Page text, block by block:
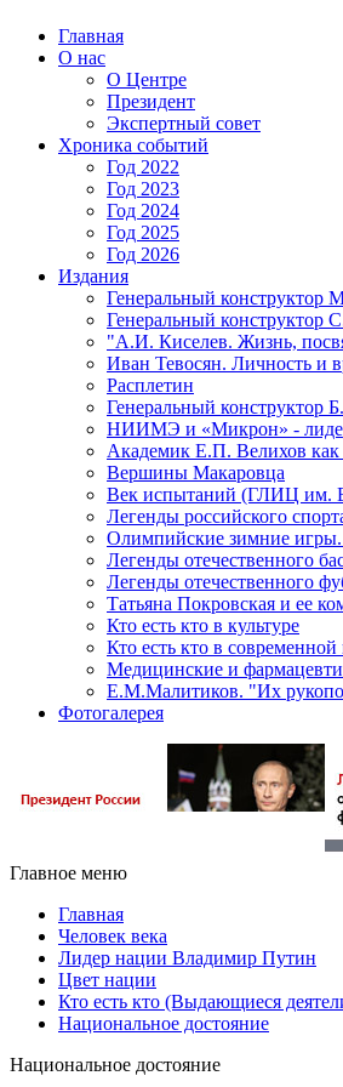
Главная
О нас
О Центре
Президент
Экспертный совет
Хроника событий
Год 2022
Год 2023
Год 2024
Год 2025
Год 2026
Издания
Генеральный конструктор
Генеральный конструктор
"А.И. Киселев. Жизнь,
Иван Тевосян. Личность и
Расплетин
Генеральный конструктор
НИИМЭ и «Микрон» - лидер
Академик Е.П. Велихов как
Вершины Макаровца
Век испытаний (ГЛИЦ им.
Легенды российского
Олимпийские зимние
Легенды отечественного
Легенды отечественного
Татьяна Покровская и ее
Кто есть кто в культуре
Кто есть кто в
Медицинские и
Е.М.Малитиков. "Их
Фотогалерея
Главное меню
Главная
Человек века
Лидер нации Владимир Путин
Цвет нации
Кто есть кто (Выдающиеся
Национальное достояние
Национальное достояние